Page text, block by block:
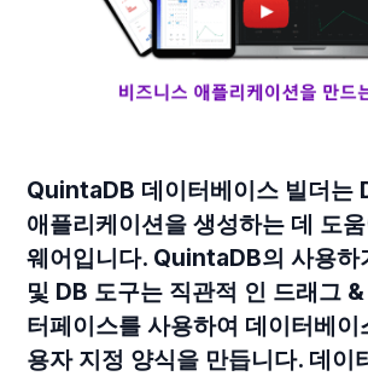
QuintaDB 데이터베이스 빌더는
애플리케이션을 생성하는 데 도
웨어입니다. QuintaDB의 사용하
및 DB 도구는 직관적 인 드래그
터페이스를 사용하여 데이터베
용자 지정 양식을 만듭니다. 데이